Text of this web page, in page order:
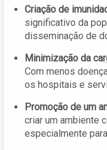
Criação de
significativo da
disseminação de
Minimização da
Com menos
os hospitais e
Promoção de um
criar um ambiente
especialmente